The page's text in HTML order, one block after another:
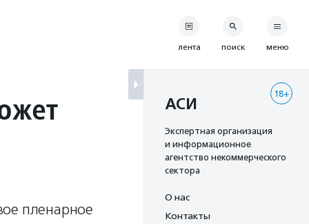
пленарное
лента поиск меню
18+
АСИ
Экспертная организация
и информационное
агентство некоммерческого
сектора
О нас
Контакты